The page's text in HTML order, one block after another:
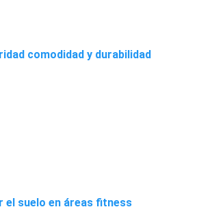
comodidad y durabilidad
suelo en áreas fitness